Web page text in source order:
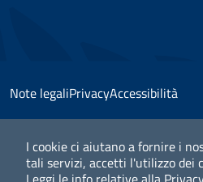
Note legaliPrivacyAccessibilità
© 2025 Liceo Classico Scientifico
I cookie ci aiutano a fornire i
tali servizi, accetti l'utilizzo dei